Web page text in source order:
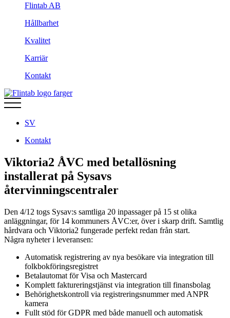
Flintab AB
Hållbarhet
Kvalitet
Karriär
Kontakt
SV
Kontakt
Viktoria2 ÅVC med betallösning
installerat på Sysavs
återvinningscentraler
Den 4/12 togs Sysav:s samtliga 20 inpassager på 15 st olika
anläggningar, för 14 kommuners ÅVC:er, över i skarp drift. Samtlig
hårdvara och Viktoria2 fungerade perfekt redan från start.
Några nyheter i leveransen:
Automatisk registrering av nya besökare via integration till
folkbokföringsregistret
Betalautomat för Visa och Mastercard
Komplett faktureringstjänst via integration till finansbolag
Behörighetskontroll via registreringsnummer med ANPR
kamera
Fullt stöd för GDPR med både manuell och automatisk